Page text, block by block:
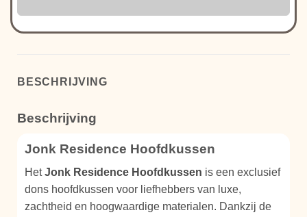
BESCHRIJVING
Beschrijving
Jonk Residence Hoofdkussen
HetJonk Residence Hoofdkussen is een exclusief
dons hoofdkussen voor liefhebbers van luxe,
zachtheid en hoogwaardige materialen. Dankzij de